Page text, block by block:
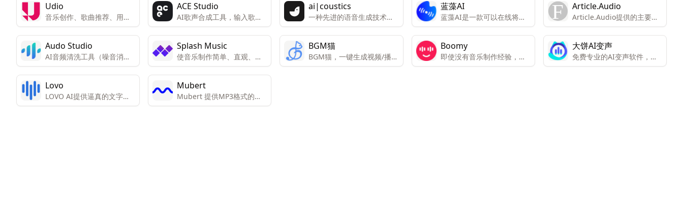
Udio
音乐创作、歌曲推荐、用户
作品展示、音乐播放
ACE Studio
AI歌声合成工具，输入歌词
与旋律即可生成宛如真人的
歌声
ai|coustics
一种先进的语音生成技术，
旨在提升各种情境下的语音
表现。
蓝藻AI
蓝藻AI是一款可以在线将文
字转成语音的智能配音产
品。
Article.Audio
Article.Audio提供的主要功
能是将文本文章转换成音频
格式，让用户能够在不方便
阅读时通过听的方式来获取
信息。
Audo Studio
AI音频清洗工具（噪音消
除、声音平衡、音量调节）
Splash Music
使音乐制作简单、直观、有
趣且人人可用。
BGM猫
BGM猫，一键生成视频/播客
配乐和片头音乐
Boomy
即使没有音乐制作经验，也
能快速创作原创歌曲。
大饼AI变声
免费专业的AI变声软件，一
键实时语音变声。自然人声
Lovo
LOVO AI提供逼真的文字转
语音和语音克隆功能。
Mubert
Mubert 提供MP3格式的音
乐